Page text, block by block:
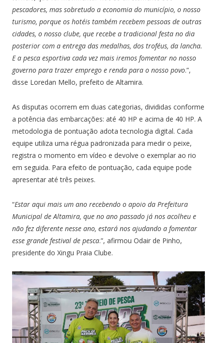
pescadores, mas sobretudo a economia do município, o nosso
turismo, porque os hotéis também recebem pessoas de outras
cidades, o nosso clube, que recebe a tradicional festa no dia
posterior com a entrega das medalhas, dos troféus, da lancha.
E a pesca esportiva cada vez mais iremos fomentar no nosso
governo para trazer emprego e renda para o nosso povo.”,
disse Loredan Mello, prefeito de Altamira.
As disputas ocorrem em duas categorias, divididas conforme
a potência das embarcações: até 40 HP e acima de 40 HP. A
metodologia de pontuação adota tecnologia digital. Cada
equipe utiliza uma régua padronizada para medir o peixe,
registra o momento em vídeo e devolve o exemplar ao rio
em seguida. Para efeito de pontuação, cada equipe pode
apresentar até três peixes.
“Estar aqui mais um ano recebendo o apoio da Prefeitura
Municipal de Altamira, que no ano passado já nos acolheu e
não fez diferente nesse ano, estará nos ajudando a fomentar
esse grande festival de pesca.”, afirmou Odair de Pinho,
presidente do Xingu Praia Clube.